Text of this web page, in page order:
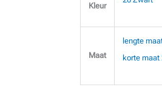
Kleur
Maat
lengte
korte maat